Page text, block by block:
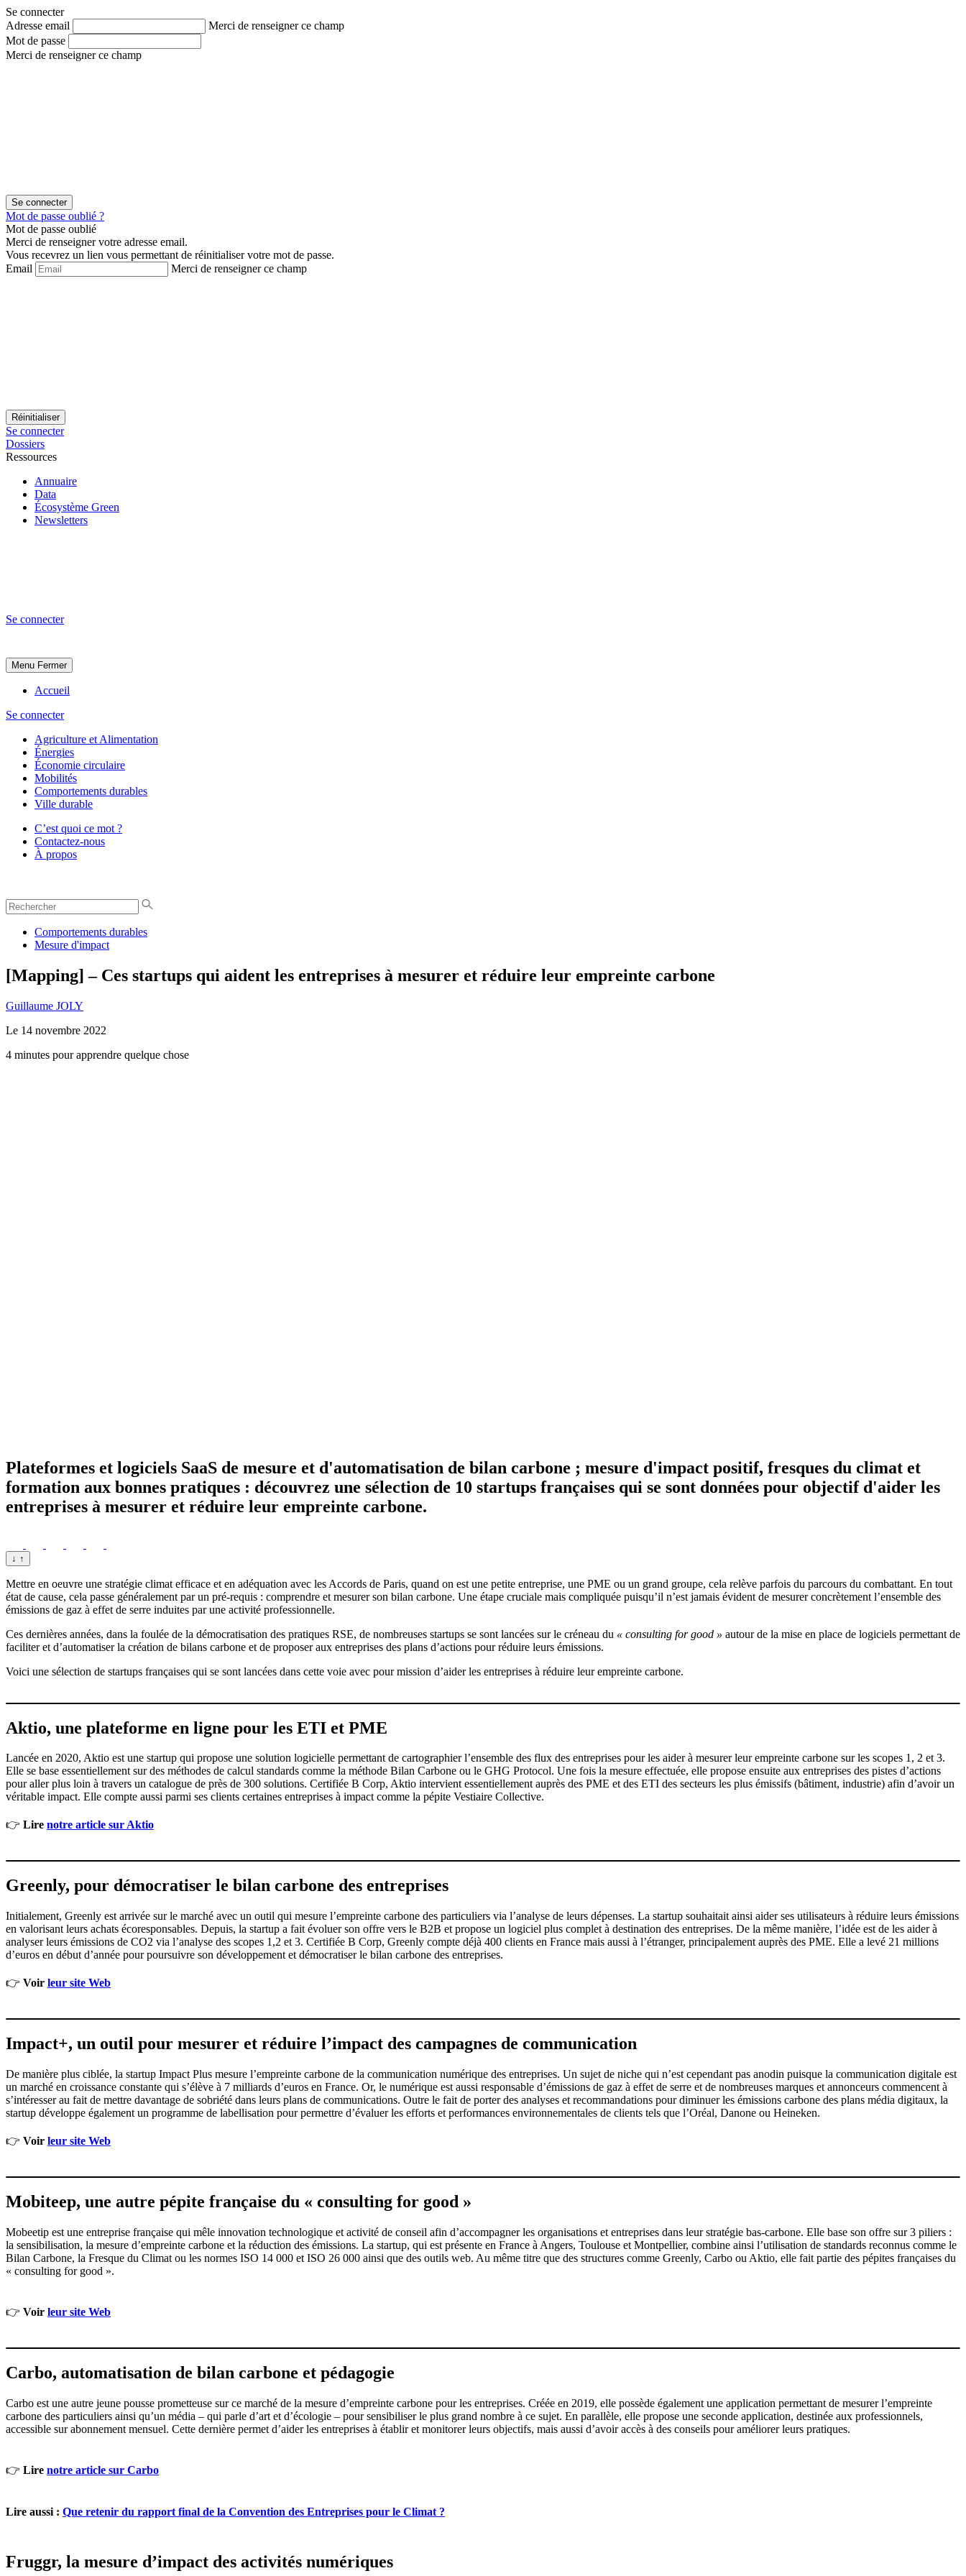
Aller
au
contenu
Aller
au
menu
Se connecter
Adresse email
Merci de renseigner ce champ
Mot de passe
Merci de renseigner ce champ
Mot de passe oublié ?
Mot de passe oublié
Merci de renseigner votre adresse email.
Vous recevrez un lien vous permettant de réinitialiser votre mot de passe.
Email
Merci de renseigner ce champ
Se connecter
Dossiers
Ressources
Annuaire
Data
Écosystème Green
Newsletters
Se connecter
Menu Fermer
Accueil
Se connecter
Agriculture et Alimentation
Énergies
Économie circulaire
Mobilités
Comportements durables
Ville durable
C’est quoi ce mot ?
Contactez-nous
À propos
Comportements durables
Mesure d'impact
[Mapping] – Ces startups qui aident les entreprises à mesurer et réduire leur empreinte carbone
Guillaume JOLY
Le 14 novembre 2022
4 minutes pour apprendre quelque chose
Plateformes et logiciels SaaS de mesure et d'automatisation de bilan carbone ; mesure d'impact positif, fresques du climat et
formation aux bonnes pratiques : découvrez une sélection de 10 startups françaises qui se sont données pour objectif d'aider les
entreprises à mesurer et réduire leur empreinte carbone.
↓ ↑
Mettre en oeuvre une stratégie climat efficace et en adéquation avec les Accords de Paris, quand on est une petite entreprise, une PME ou un grand groupe, cela relève parfois du parcours du combattant. En tout
état de cause, cela passe généralement par un pré-requis : comprendre et mesurer son bilan carbone. Une étape cruciale mais compliquée puisqu’il n’est jamais évident de mesurer concrètement l’ensemble des
émissions de gaz à effet de serre induites par une activité professionnelle.
Ces dernières années, dans la foulée de la démocratisation des pratiques RSE, de nombreuses startups se sont lancées sur le créneau du « consulting for good » autour de la mise en place de logiciels permettant de
faciliter et d’automatiser la création de bilans carbone et de proposer aux entreprises des plans d’actions pour réduire leurs émissions.
Voici une sélection de startups françaises qui se sont lancées dans cette voie avec pour mission d’aider les entreprises à réduire leur empreinte carbone.
Aktio, une plateforme en ligne pour les ETI et PME
Lancée en 2020, Aktio est une startup qui propose une solution logicielle permettant de cartographier l’ensemble des flux des entreprises pour les aider à mesurer leur empreinte carbone sur les scopes 1, 2 et 3.
Elle se base essentiellement sur des méthodes de calcul standards comme la méthode Bilan Carbone ou le GHG Protocol. Une fois la mesure effectuée, elle propose ensuite aux entreprises des pistes d’actions
pour aller plus loin à travers un catalogue de près de 300 solutions. Certifiée B Corp, Aktio intervient essentiellement auprès des PME et des ETI des secteurs les plus émissifs (bâtiment, industrie) afin d’avoir un
véritable impact. Elle compte aussi parmi ses clients certaines entreprises à impact comme la pépite Vestiaire Collective.
👉 Lire notre article sur Aktio
Greenly, pour démocratiser le bilan carbone des entreprises
Initialement, Greenly est arrivée sur le marché avec un outil qui mesure l’empreinte carbone des particuliers via l’analyse de leurs dépenses. La startup souhaitait ainsi aider ses utilisateurs à réduire leurs émissions
en valorisant leurs achats écoresponsables. Depuis, la startup a fait évoluer son offre vers le B2B et propose un logiciel plus complet à destination des entreprises. De la même manière, l’idée est de les aider à
analyser leurs émissions de CO2 via l’analyse des scopes 1,2 et 3. Certifiée B Corp, Greenly compte déjà 400 clients en France mais aussi à l’étranger, principalement auprès des PME. Elle a levé 21 millions
d’euros en début d’année pour poursuivre son développement et démocratiser le bilan carbone des entreprises.
👉 Voir leur site Web
Impact+, un outil pour mesurer et réduire l’impact des campagnes de communication
De manière plus ciblée, la startup Impact Plus mesure l’empreinte carbone de la communication numérique des entreprises. Un sujet de niche qui n’est cependant pas anodin puisque la communication digitale est
un marché en croissance constante qui s’élève à 7 milliards d’euros en France. Or, le numérique est aussi responsable d’émissions de gaz à effet de serre et de nombreuses marques et annonceurs commencent à
s’intéresser au fait de mettre davantage de sobriété dans leurs plans de communications. Outre le fait de porter des analyses et recommandations pour diminuer les émissions carbone des plans média digitaux, la
startup développe également un programme de labellisation pour permettre d’évaluer les efforts et performances environnementales de clients tels que l’Oréal, Danone ou Heineken.
👉 Voir leur site Web
Mobiteep, une autre pépite française du « consulting for good »
Mobeetip est une entreprise française qui mêle innovation technologique et activité de conseil afin d’accompagner les organisations et entreprises dans leur stratégie bas-carbone. Elle base son offre sur 3 piliers :
la sensibilisation, la mesure d’empreinte carbone et la réduction des émissions. La startup, qui est présente en France à Angers, Toulouse et Montpellier, combine ainsi l’utilisation de standards reconnus comme le
Bilan Carbone, la Fresque du Climat ou les normes ISO 14 000 et ISO 26 000 ainsi que des outils web. Au même titre que des structures comme Greenly, Carbo ou Aktio, elle fait partie des pépites françaises du
« consulting for good ».
👉 Voir leur site Web
Carbo, automatisation de bilan carbone et pédagogie
Carbo est une autre jeune pousse prometteuse sur ce marché de la mesure d’empreinte carbone pour les entreprises. Créée en 2019, elle possède également une application permettant de mesurer l’empreinte
carbone des particuliers ainsi qu’un média – qui parle d’art et d’écologie – pour sensibiliser le plus grand nombre à ce sujet. En parallèle, elle propose une seconde application, destinée aux professionnels,
accessible sur abonnement mensuel. Cette dernière permet d’aider les entreprises à établir et monitorer leurs objectifs, mais aussi d’avoir accès à des conseils pour améliorer leurs pratiques.
👉 Lire notre article sur Carbo
Lire aussi : Que retenir du rapport final de la Convention des Entreprises pour le Climat ?
Fruggr, la mesure d’impact des activités numériques